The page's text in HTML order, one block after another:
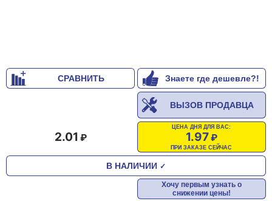
СРАВНИТЬ Знаете где дешевле?!
ВЫЗОВ ПРОДАВЦА
ЦЕНА ДНЯ ДЛЯ ВАС:
1.97
ПРИ ЗАКАЗЕ СЕЙЧАС
2.01
В НАЛИЧИИ ✓
Хочу первым узнать о
снижении цены!